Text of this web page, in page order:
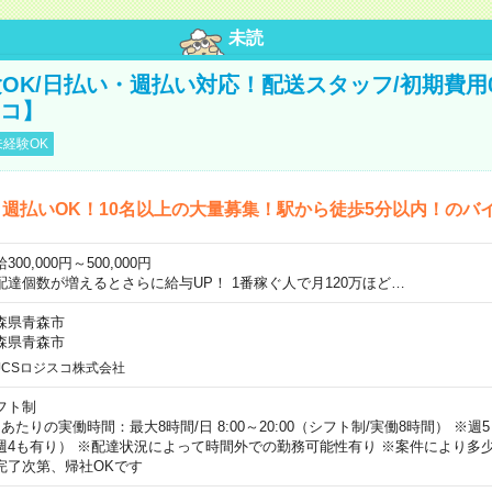
未読
日払い・週払い対応！配送スタッフ/初期費用
】
験OK
払いOK！10名以上の大量募集！駅から徒歩5分以内！のバ
300,000円～500,000円
個数が増えるとさらに給与UP！ 1番稼ぐ人で月120万ほど…
県青森市
県青森市
ロジスコ株式会社
ト制
たりの実働時間：最大8時間/日 8:00～20:00（シフト制/実働8時間） ※週
4も有り） ※配達状況によって時間外での勤務可能性有り ※案件により多
了次第、帰社OKです